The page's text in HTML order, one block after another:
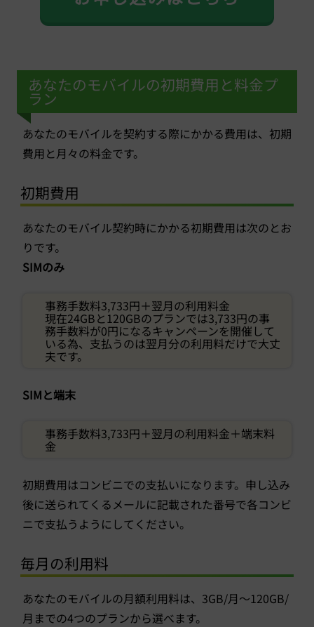
あなたのモバイルの初期費用と料金プ
ラン
あなたのモバイルを契約する際にかかる費用は、初期
費用と月々の料金です。
初期費用
あなたのモバイル契約時にかかる初期費用は次のとお
りです。
SIMのみ
事務手数料3,733円＋翌月の利用料金
現在24GBと120GBのプランでは3,733円の事
務手数料が0円になるキャンペーンを開催して
いる為、支払うのは翌月分の利用料だけで大丈
夫です。
SIMと端末
事務手数料3,733円＋翌月の利用料金＋端末料
金
初期費用はコンビニでの支払いになります。申し込み
後に送られてくるメールに記載された番号で各コンビ
ニで支払うようにしてください。
毎月の利用料
あなたのモバイルの月額利用料は、3GB/月～120GB/
月までの4つのプランから選べます。